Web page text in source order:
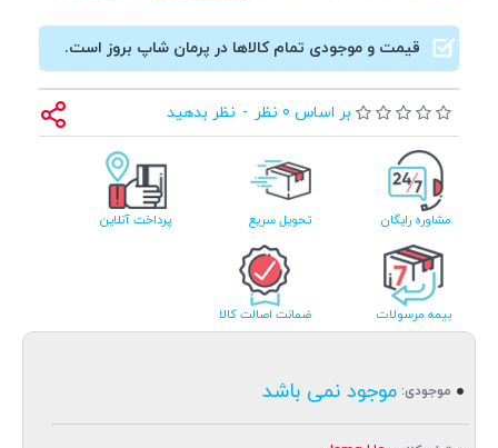
قیمت و موجودی تمام کالاها در پرمان شاپ بروز است.
بر اساس 0 نظر - نظر بدهید
مشاوره رایگان تحویل سریع پرداخت آنلاین
بیمه مرسولات ضمانت اصالت کالا
موجودی: موجود نمی باشد